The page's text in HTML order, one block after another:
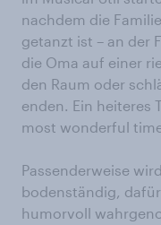
nachdem die
getanzt ist – an der
die Oma auf einer
den Raum oder
enden. Ein heiteres
most wonderful
Passenderweise
bodenständig,
humorvoll